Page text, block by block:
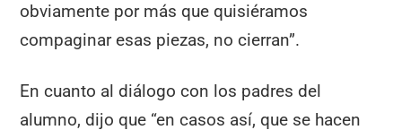
obviamente por más que quisiéramos
compaginar esas piezas, no cierran”.
En cuanto al diálogo con los padres del
alumno, dijo que “en casos así, que se hacen